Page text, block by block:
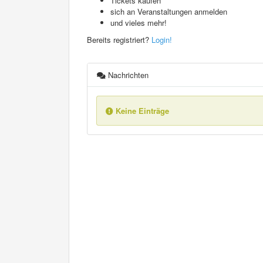
sich an Veranstaltungen anmelden
und vieles mehr!
Bereits registriert? Login!
Nachrichten
Keine Einträge